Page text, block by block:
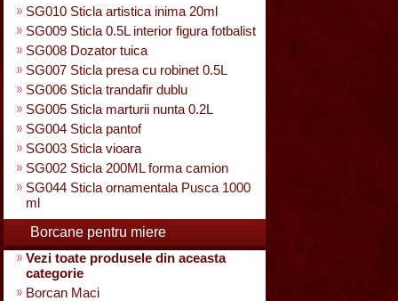
SG010 Sticla artistica inima 20ml
SG009 Sticla 0.5L interior figura fotbalist
SG008 Dozator tuica
SG007 Sticla presa cu robinet 0.5L
SG006 Sticla trandafir dublu
SG005 Sticla marturii nunta 0.2L
SG004 Sticla pantof
SG003 Sticla vioara
SG002 Sticla 200ML forma camion
SG044 Sticla ornamentala Pusca 1000
ml
Borcane pentru miere
Vezi toate produsele din aceasta
categorie
Borcan Maci